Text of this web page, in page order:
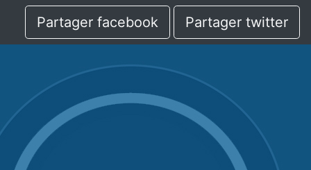
Partager facebook Partager twitter